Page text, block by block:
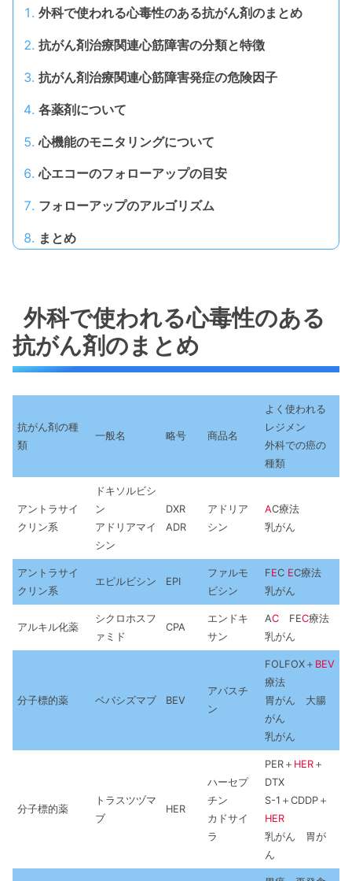
外科で使われる心毒性のある抗がん剤のまとめ
抗がん剤治療関連心筋障害の分類と特徴
抗がん剤治療関連心筋障害発症の危険因子
各薬剤について
心機能のモニタリングについて
心エコーのフォローアップの目安
フォローアップのアルゴリズム
まとめ
外科で使われる心毒性のある
抗がん剤のまとめ
抗がん剤の種
類
一般名 略号 商品名
よく使われる
レジメン
外科での癌の
種類
アントラサイ
クリン系
ドキソルビシ
ン
アドリアマイ
シン
DXR
ADR
アドリア
シン
AC療法
乳がん
アントラサイ
クリン系
エピルビシン EPI
ファルモ
ビシン
FEC EC療法
乳がん
アルキル化薬
シクロホスフ
ァミド
CPA
エンドキ
サン
AC FEC療法
乳がん
分子標的薬 ベバシズマブ BEV
アバスチ
ン
FOLFOX＋ BEV
療法
胃がん 大腸
がん
乳がん
分子標的薬
トラスツヅマ
ブ
HER
ハーセプ
チン
カドサイ
ラ
PER＋ HER ＋
DTX
S-1＋CDDP＋
HER
乳がん 胃が
ん